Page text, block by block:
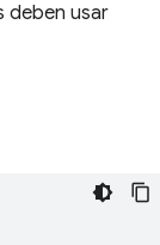
deben usar